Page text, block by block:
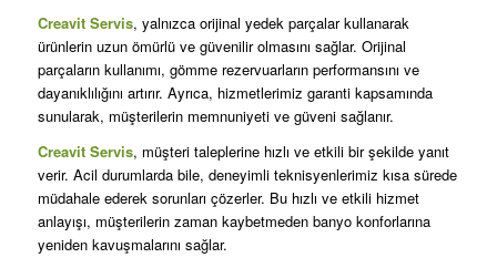
Creavit Servis, yalnızca orijinal yedek parçalar kullanarak
ürünlerin uzun ömürlü ve güvenilir olmasını sağlar. Orijinal
parçaların kullanımı, gömme rezervuarların performansını ve
dayanıklılığını artırır. Ayrıca, hizmetlerimiz garanti kapsamında
sunularak, müşterilerin memnuniyeti ve güveni sağlanır.
Creavit Servis, müşteri taleplerine hızlı ve etkili bir şekilde yanıt
verir. Acil durumlarda bile, deneyimli teknisyenlerimiz kısa sürede
müdahale ederek sorunları çözerler. Bu hızlı ve etkili hizmet
anlayışı, müşterilerin zaman kaybetmeden banyo konforlarına
yeniden kavuşmalarını sağlar.